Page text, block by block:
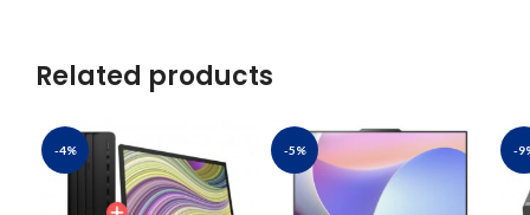
Related products
-4% -5% -